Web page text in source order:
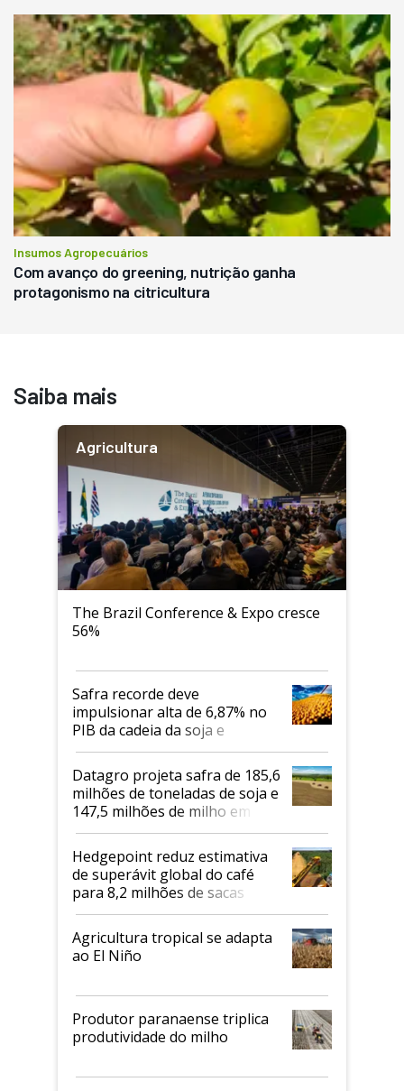
Insumos Agropecuários
Com avanço do greening, nutrição ganha
protagonismo na citricultura
Saiba mais
Agricultura
The Brazil Conference & Expo cresce
56%
Safra recorde deve
impulsionar alta de 6,87% no
PIB da cadeia da soja e
biodiesel em 2026
Datagro projeta safra de 185,6
milhões de toneladas de soja e
147,5 milhões de milho em
2026/27
Hedgepoint reduz estimativa
de superávit global do café
para 8,2 milhões de sacas
Agricultura tropical se adapta
ao El Niño
Produtor paranaense triplica
produtividade do milho